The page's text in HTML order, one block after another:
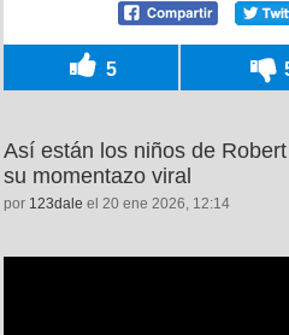
5
Así están los niños de
su momentazo viral
por 123dale el 20 ene 2026, 12:14